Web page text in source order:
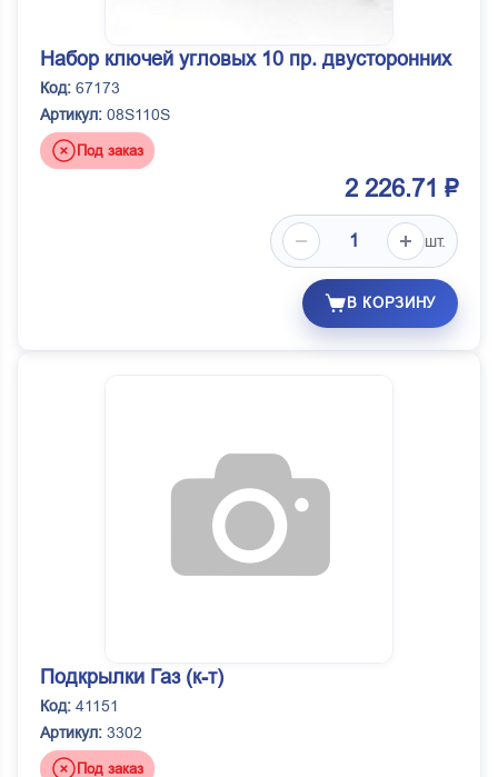
Набор ключей угловых 10 пр. двусторонних
Код: 67173
Артикул: 08S110S
Под заказ
2 226.71 ₽
шт.
В КОРЗИНУ
Подкрылки Газ (к-т)
Код: 41151
Артикул: 3302
Под заказ